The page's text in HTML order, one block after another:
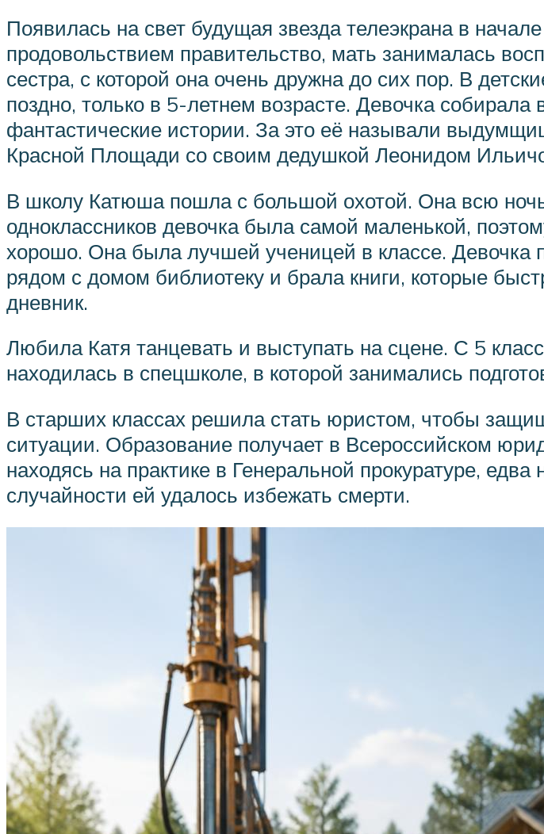
Появилась на свет будущая звезда телеэкрана в
продовольствием правительство, мать занималась
сестра, с которой она очень дружна до сих пор. В
поздно, только в 5-летнем возрасте. Девочка собирала
фантастические истории. За это её называли
Красной Площади со своим дедушкой Леонидом
В школу Катюша пошла с большой охотой. Она всю
одноклассников девочка была самой маленькой,
хорошо. Она была лучшей ученицей в классе.
рядом с домом библиотеку и брала книги, которые
дневник.
Любила Катя танцевать и выступать на сцене. С 5
находилась в спецшколе, в которой занимались
В старших классах решила стать юристом, чтобы
ситуации. Образование получает в Всероссийском
находясь на практике в Генеральной прокуратуре,
случайности ей удалось избежать смерти.